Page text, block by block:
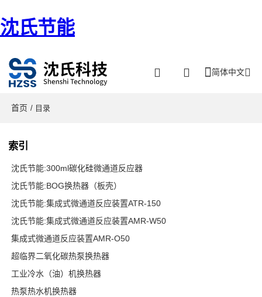
沈氏节能
简体中文
首页 / 目录
索引
沈氏节能:300ml碳化硅微通道反应器
沈氏节能:BOG换热器（板壳）
沈氏节能:集成式微通道反应装置ATR-150
沈氏节能:集成式微通道反应装置AMR-W50
集成式微通道反应装置AMR-O50
超临界二氧化碳热泵换热器
工业冷水（油）机换热器
热泵热水机换热器